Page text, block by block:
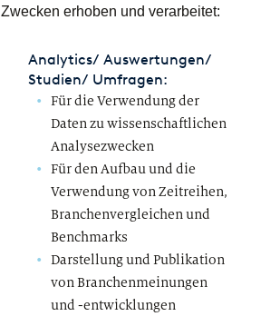
Zwecken erhoben und verarbeitet:
Analytics/ Auswertungen/
Studien/ Umfragen:
Für die Verwendung der
Daten zu wissenschaftlichen
Analysezwecken
Für den Aufbau und die
Verwendung von Zeitreihen,
Branchenvergleichen und
Benchmarks
Darstellung und Publikation
von Branchenmeinungen
und -entwicklungen